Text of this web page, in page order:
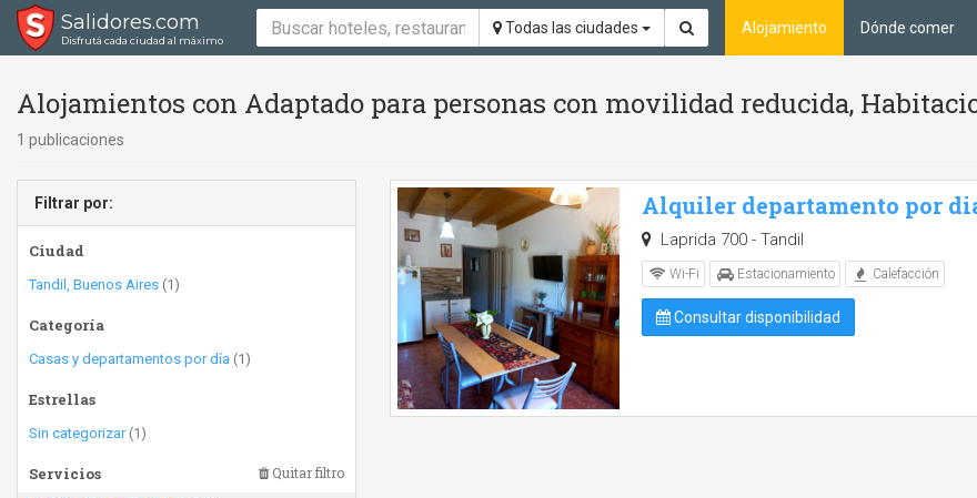
Salidores.com
Disfrutá cada ciudad al máximo
Todas las ciudades Alojamiento Dónde comer
Alojamientos con Adaptado para personas con movilidad reducida,
1 publicaciones
Filtrar por:
Ciudad
Tandil, Buenos Aires (1)
Categoría
Casas y departamentos por día (1)
Estrellas
Sin categorizar(1)
Servicios Quitar filtro
Alquiler departamento por
Laprida 700 - Tandil
Wi-Fi Estacionamiento Calefacción
Consultar disponibilidad